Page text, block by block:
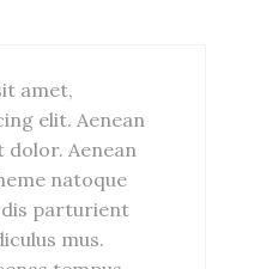
amet,
elit. Aenean
dolor. Aenean
natoque
dis parturient
mus.